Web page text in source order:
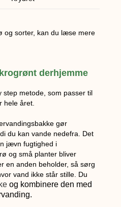
og sorter, kan du læse mere
derhjemme
step metode, som passer til
hele året.
gør
du kan vande nedefra. Det
jævn fugtighed i
og små planter bliver
en anden beholder, så sørg
vand ikke står stille. Du
og kombinere den med